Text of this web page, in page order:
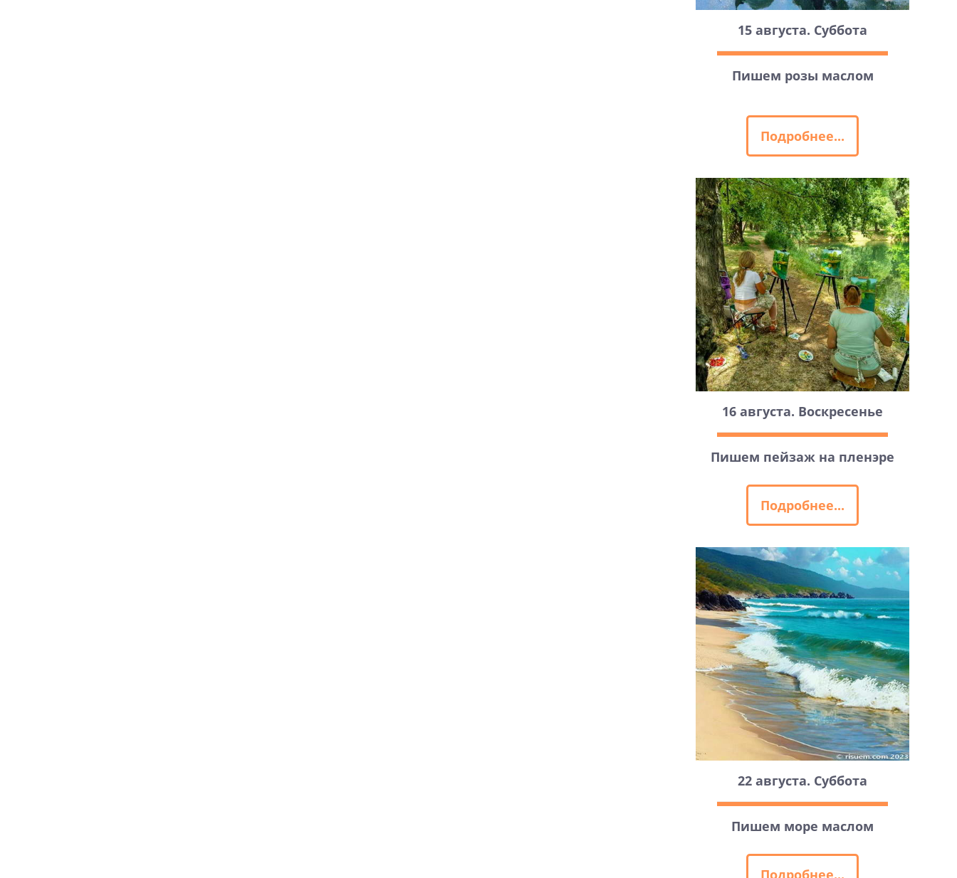
15 августа. Суббота
Пишем розы маслом
Подробнее...
16 августа. Воскресенье
Пишем пейзаж на пленэре
Подробнее...
22 августа. Суббота
Пишем море маслом
Подробнее...